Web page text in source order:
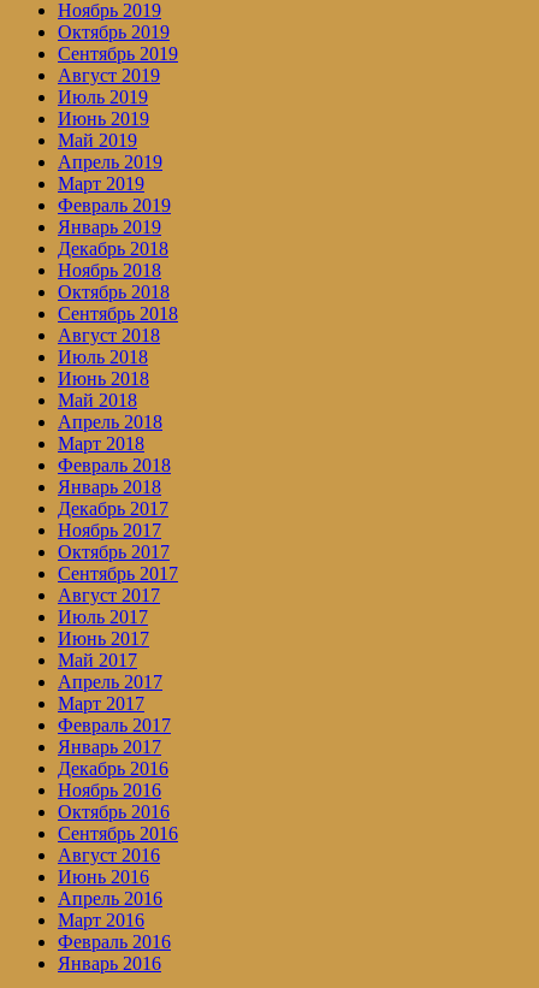
Ноябрь 2019
Октябрь 2019
Сентябрь 2019
Август 2019
Июль 2019
Июнь 2019
Май 2019
Апрель 2019
Март 2019
Февраль 2019
Январь 2019
Декабрь 2018
Ноябрь 2018
Октябрь 2018
Сентябрь 2018
Август 2018
Июль 2018
Июнь 2018
Май 2018
Апрель 2018
Март 2018
Февраль 2018
Январь 2018
Декабрь 2017
Ноябрь 2017
Октябрь 2017
Сентябрь 2017
Август 2017
Июль 2017
Июнь 2017
Май 2017
Апрель 2017
Март 2017
Февраль 2017
Январь 2017
Декабрь 2016
Ноябрь 2016
Октябрь 2016
Сентябрь 2016
Август 2016
Июнь 2016
Апрель 2016
Март 2016
Февраль 2016
Январь 2016